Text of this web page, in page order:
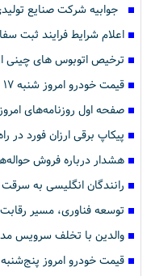
جوابیه شرکت صنایع
اعلام شرایط فرایند ثبت
ترخیص اتوبوس های چینی
قیمت خودرو امروز شنبه ۱۷ مرداد ۱۴۰۵
صفحه اول روزنامه‌های امروز ۱۷
پیکاپ برقی ارزان فورد در
هشدار درباره فروش
رانندگان انگلیسی به
توسعه فناوری، مسیر
والدین با تخلف سرویس
قیمت خودرو امروز پنج‌شنبه ۱۵ مرداد ۱۴۰۵